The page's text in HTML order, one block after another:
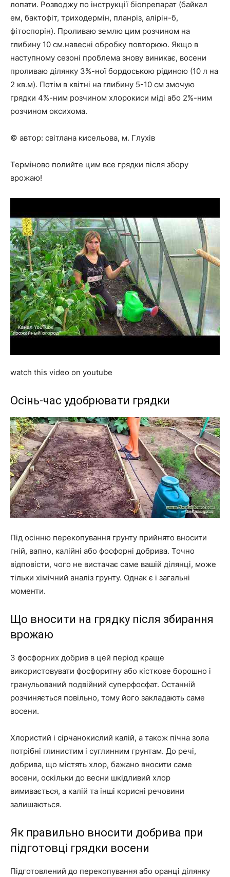
лопати. Розводжу по інструкції біопрепарат (байкал
ем, бактофіт, триходермін, планріз, алірін-б,
фітоспорін). Проливаю землю цим розчином на
глибину 10 см.навесні обробку повторюю. Якщо в
наступному сезоні проблема знову виникає, восени
проливаю ділянку 3%-ної бордоською рідиною (10 л на
2 кв.м). Потім в квітні на глибину 5-10 см змочую
грядки 4%-ним розчином хлорокиси міді або 2%-ним
розчином оксихома.
© автор: світлана кисельова, м. Глухів
Терміново полийте цим все грядки після збору
врожаю!
watch this video on youtube
Осінь-час удобрювати грядки
Під осінню перекопування грунту прийнято вносити
гній, вапно, калійні або фосфорні добрива. Точно
відповісти, чого не вистачає саме вашій ділянці, може
тільки хімічний аналіз грунту. Однак є і загальні
моменти.
Що вносити на грядку після збирання
врожаю
З фосфорних добрив в цей період краще
використовувати фосфоритну або кісткове борошно і
гранульований подвійний суперфосфат. Останній
розчиняється повільно, тому його закладають саме
восени.
Хлористий і сірчанокислий калій, а також пічна зола
потрібні глинистим і суглинним грунтам. До речі,
добрива, що містять хлор, бажано вносити саме
восени, оскільки до весни шкідливий хлор
вимивається, а калій та інші корисні речовини
залишаються.
Як правильно вносити добрива при
підготовці грядки восени
Підготовлений до перекопування або оранці ділянку